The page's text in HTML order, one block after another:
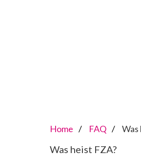
Home FAQ Was
Was heist FZA?